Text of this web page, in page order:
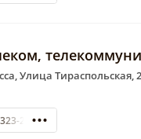
Улица Тираспольская,
29-39